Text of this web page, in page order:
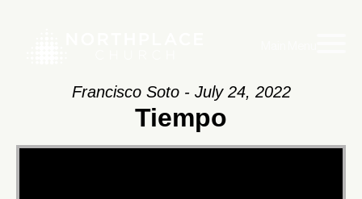
Francisco Soto - July 24, 2022
Tiempo